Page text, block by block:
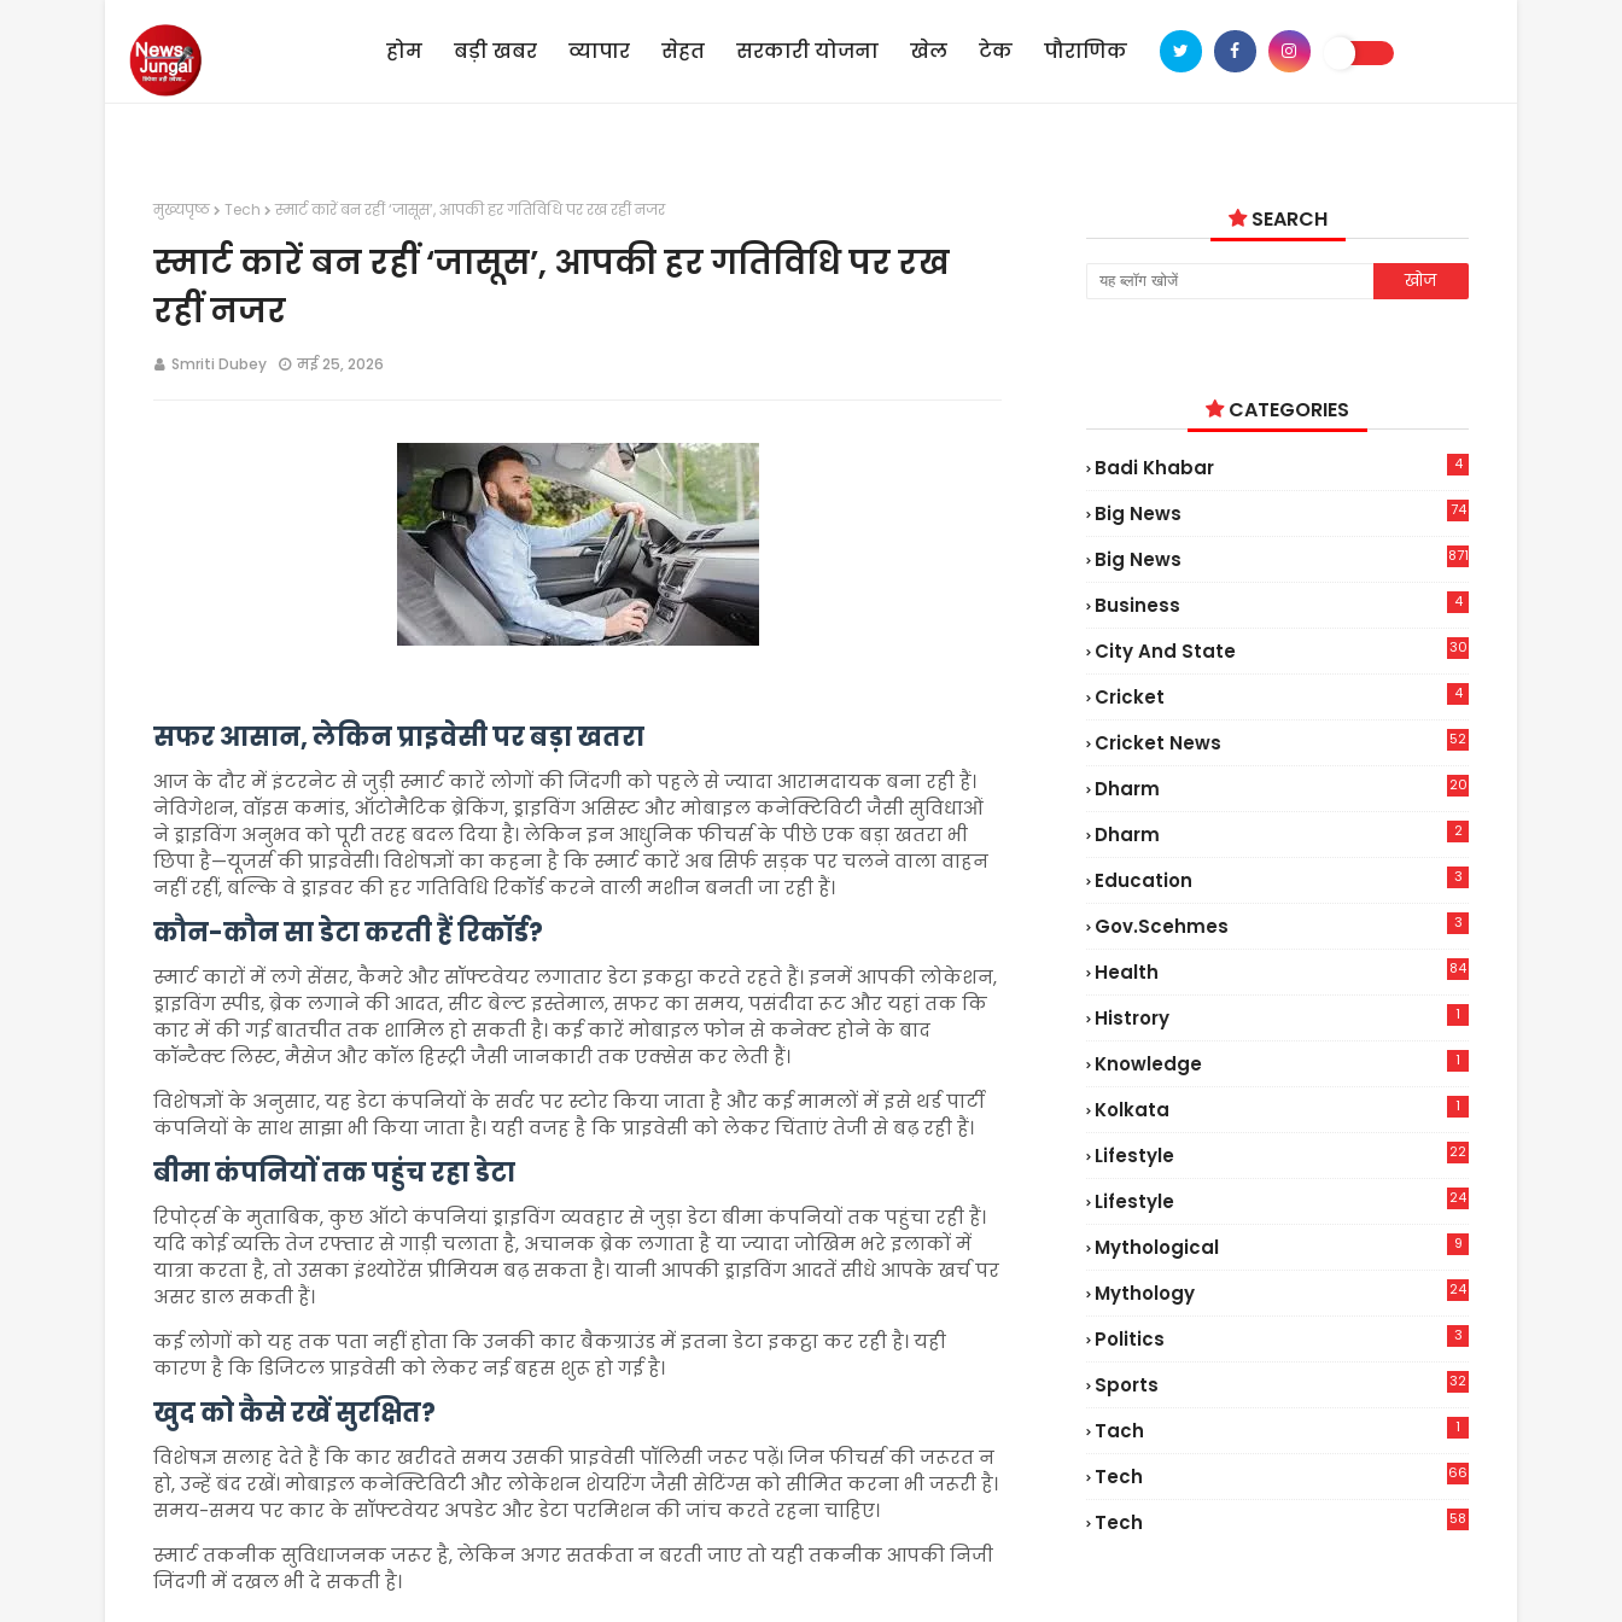
होम बड़ी खबर व्यापार सेहत सरकारी योजना खेल टेक पौराणिक
मुख्यपृष्ठ Tech स्मार्ट कारें बन रहीं ‘जासूस’, आपकी हर गतिविधि पर रख रहीं नजर
स्मार्ट कारें बन रहीं ‘जासूस’, आपकी हर गतिविधि पर रख
रहीं नजर
Smriti Dubey मई 25, 2026
सफर आसान, लेकिन प्राइवेसी पर बड़ा खतरा
आज के दौर में इंटरनेट से जुड़ी स्मार्ट कारें लोगों की जिंदगी को पहले से ज्यादा आरामदायक बना रही हैं।
नेविगेशन, वॉइस कमांड, ऑटोमैटिक ब्रेकिंग, ड्राइविंग असिस्ट और मोबाइल कनेक्टिविटी जैसी सुविधाओं
ने ड्राइविंग अनुभव को पूरी तरह बदल दिया है। लेकिन इन आधुनिक फीचर्स के पीछे एक बड़ा खतरा भी
छिपा है—यूजर्स की प्राइवेसी। विशेषज्ञों का कहना है कि स्मार्ट कारें अब सिर्फ सड़क पर चलने वाला वाहन
नहीं रहीं, बल्कि वे ड्राइवर की हर गतिविधि रिकॉर्ड करने वाली मशीन बनती जा रही हैं।
कौन-कौन सा डेटा करती हैं रिकॉर्ड?
स्मार्ट कारों में लगे सेंसर, कैमरे और सॉफ्टवेयर लगातार डेटा इकट्ठा करते रहते हैं। इनमें आपकी लोकेशन,
ड्राइविंग स्पीड, ब्रेक लगाने की आदत, सीट बेल्ट इस्तेमाल, सफर का समय, पसंदीदा रूट और यहां तक कि
कार में की गई बातचीत तक शामिल हो सकती है। कई कारें मोबाइल फोन से कनेक्ट होने के बाद
कॉन्टैक्ट लिस्ट, मैसेज और कॉल हिस्ट्री जैसी जानकारी तक एक्सेस कर लेती हैं।
विशेषज्ञों के अनुसार, यह डेटा कंपनियों के सर्वर पर स्टोर किया जाता है और कई मामलों में इसे थर्ड पार्टी
कंपनियों के साथ साझा भी किया जाता है। यही वजह है कि प्राइवेसी को लेकर चिंताएं तेजी से बढ़ रही हैं।
बीमा कंपनियों तक पहुंच रहा डेटा
रिपोर्ट्स के मुताबिक, कुछ ऑटो कंपनियां ड्राइविंग व्यवहार से जुड़ा डेटा बीमा कंपनियों तक पहुंचा रही हैं।
यदि कोई व्यक्ति तेज रफ्तार से गाड़ी चलाता है, अचानक ब्रेक लगाता है या ज्यादा जोखिम भरे इलाकों में
यात्रा करता है, तो उसका इंश्योरेंस प्रीमियम बढ़ सकता है। यानी आपकी ड्राइविंग आदतें सीधे आपके खर्च पर
असर डाल सकती हैं।
कई लोगों को यह तक पता नहीं होता कि उनकी कार बैकग्राउंड में इतना डेटा इकट्ठा कर रही है। यही
कारण है कि डिजिटल प्राइवेसी को लेकर नई बहस शुरू हो गई है।
खुद को कैसे रखें सुरक्षित?
विशेषज्ञ सलाह देते हैं कि कार खरीदते समय उसकी प्राइवेसी पॉलिसी जरूर पढ़ें। जिन फीचर्स की जरूरत न
हो, उन्हें बंद रखें। मोबाइल कनेक्टिविटी और लोकेशन शेयरिंग जैसी सेटिंग्स को सीमित करना भी जरूरी है।
समय-समय पर कार के सॉफ्टवेयर अपडेट और डेटा परमिशन की जांच करते रहना चाहिए।
स्मार्ट तकनीक सुविधाजनक जरूर है, लेकिन अगर सतर्कता न बरती जाए तो यही तकनीक आपकी निजी
जिंदगी में दखल भी दे सकती है।
SEARCH
CATEGORIES
Badi Khabar 4
Big News
74
Big News 871
Business 4
City And State 30
Cricket 4
Cricket News
52
Dharm 20
Dharm 2
Education 3
Gov.scehmes 3
Health
84
Histrory 1
Knowledge 1
Kolkata 1
Lifestyle
22
Lifestyle
24
Mythological 9
Mythology 24
Politics 3
Sports 32
Tach 1
Tech
66
Tech
58